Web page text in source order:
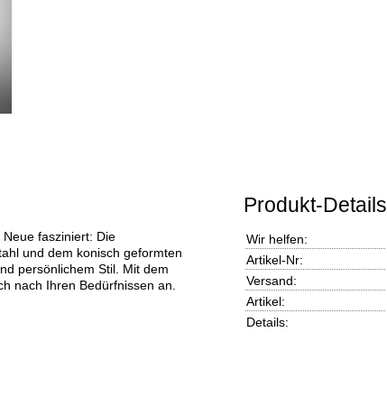
Neue fasziniert: Die
und dem konisch geformten
persönlichem Stil. Mit dem
nach Ihren Bedürfnissen an.
Produkt-Details
Wir helfen:
Artikel-Nr:
Versand:
Artikel:
Details: